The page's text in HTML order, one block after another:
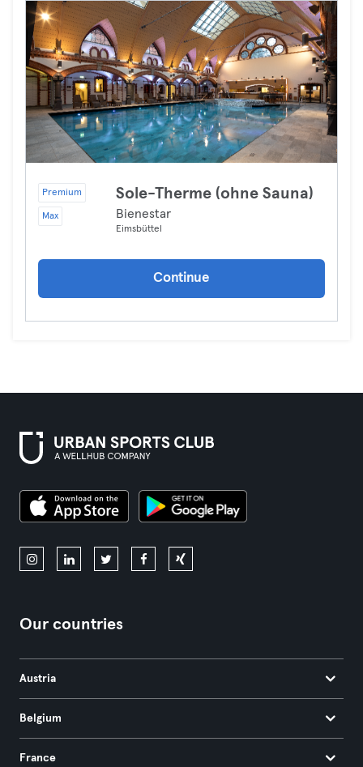
Premium
Max
Sole-Therme (ohne Sauna)
Bienestar
Eimsbüttel
Continue
Our countries
Austria
Belgium
France